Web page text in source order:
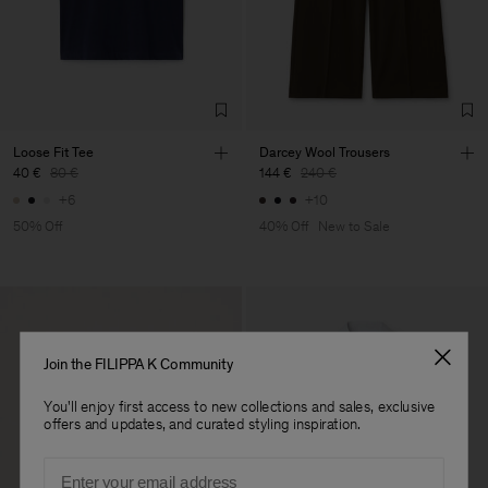
Loose Fit Tee
40 € 80 €
+6
50% Off
Darcey Wool Trousers
144 € 240 €
+10
40% Off
New to Sale
Join the FILIPPA K Community
You'll enjoy first access to new collections and sales, exclusive
offers and updates, and curated styling inspiration.